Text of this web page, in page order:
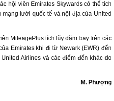
hội viên Emirates Skywards có thể tích
mạng lưới quốc tế và nội địa của United
MileagePlus tích lũy dặm bay trên các
Emirates khi đi từ Newark (EWR) đến
Airlines và các điểm đến khác do
M. Phượng